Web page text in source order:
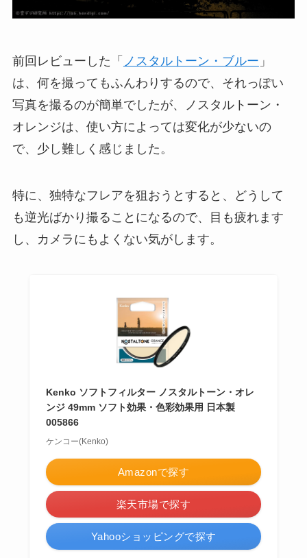
前回レビューした「 ノスタルトーン・ブルー 」
は、何を撮ってもふんわりするので、それっぽい
写真を撮るのが簡単でしたが、ノスタルトーン・
オレンジは、使い方によっては変化が少ないの
で、少し難しく感じました。
特に、独特なフレアを狙おうとすると、どうして
も逆光ばかり撮ることになるので、目も疲れます
し、カメラにもよくない気がします。
Kenko ソフトフィルター ノスタルトーン・オレ
ンジ 49mm ソフト効果・色彩効果用 日本製
005866
ケンコー(Kenko)
Amazonで探す
楽天市場で探す
Yahooショッピングで探す